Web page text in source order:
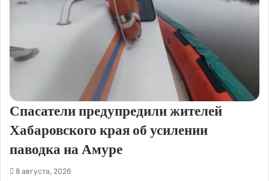
Спасатели предупредили жителей
Хабаровского края об усилении
паводка на Амуре
8 августа, 2026